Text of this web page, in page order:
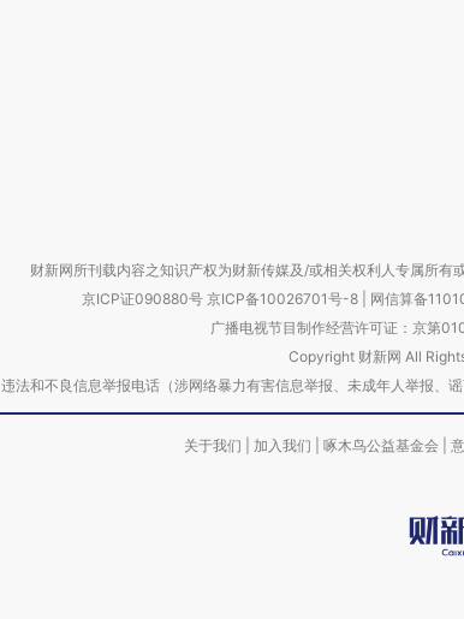
财新网所刊载内容之知识产权为财新传媒及/或相关权利人专属所有
京ICP证090880号 京ICP备10026701号-8 网信算备
广播电视节目制作经营许可证：京第
Copyright 财新网 All
违法和不良信息举报电话（涉网络暴力有害信息举报、未成年人举报
关于我们 加入我们 啄木鸟公益基金会